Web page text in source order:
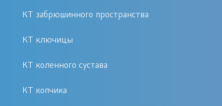
Травмы головы или сосудов шеи.
Как проходит процедура
Процедура КТ сосудов головы
КТ забрюшинного пространства
КТ ключицы
КТ коленного сустава
КТ копчика